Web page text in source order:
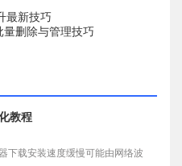
最新技巧
删除与管理技巧
教程
下载安装速度缓慢可能由网络波